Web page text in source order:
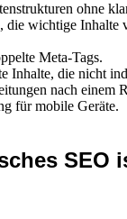
ohne
die wichtige Inhalte
Meta-Tags.
Inhalte, die nicht
nach einem
für mobile Geräte.
SEO